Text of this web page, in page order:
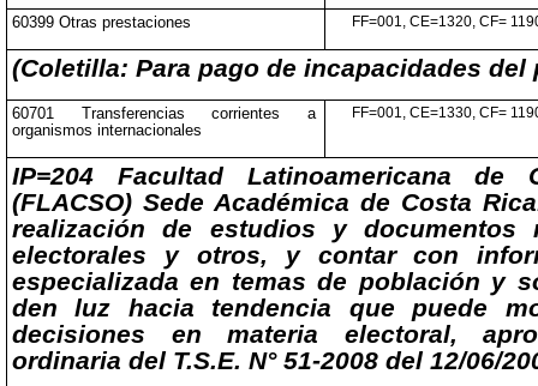
60399 Otras prestaciones FF=001, CE=1320, CF=
(Coletilla: Para pago de incapacidades del
60701 Transferencias corrientes a
organismos internacionales
FF=001, CE=1330, CF=
IP=204 Facultad Latinoamericana de
(FLACSO) Sede Académica de Costa
realización de estudios y documentos
electorales y otros, y contar con
especializada en temas de población y
den luz hacia tendencia que puede
decisiones en materia electoral,
ordinaria del T.S.E. N° 51-2008 del 12/06/